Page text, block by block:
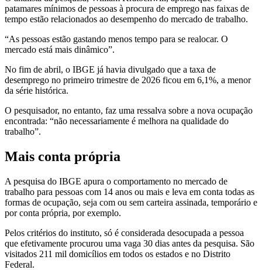
patamares mínimos de pessoas à procura de emprego nas faixas de
tempo estão relacionados ao desempenho do mercado de trabalho.
“As pessoas estão gastando menos tempo para se realocar. O
mercado está mais dinâmico”.
No fim de abril, o IBGE já havia divulgado que a taxa de
desemprego no primeiro trimestre de 2026 ficou em 6,1%, a menor
da série histórica.
O pesquisador, no entanto, faz uma ressalva sobre a nova ocupação
encontrada: “não necessariamente é melhora na qualidade do
trabalho”.
Mais conta própria
A pesquisa do IBGE apura o comportamento no mercado de
trabalho para pessoas com 14 anos ou mais e leva em conta todas as
formas de ocupação, seja com ou sem carteira assinada, temporário e
por conta própria, por exemplo.
Pelos critérios do instituto, só é considerada desocupada a pessoa
que efetivamente procurou uma vaga 30 dias antes da pesquisa. São
visitados 211 mil domicílios em todos os estados e no Distrito
Federal.